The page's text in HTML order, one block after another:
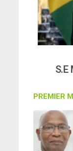
S.E
PREMIER